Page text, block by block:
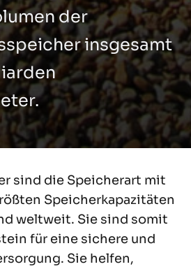
der
insgesamt
sind die Speicherart mit
Speicherkapazitäten
weltweit. Sie sind somit
für eine sichere und
Sie helfen,